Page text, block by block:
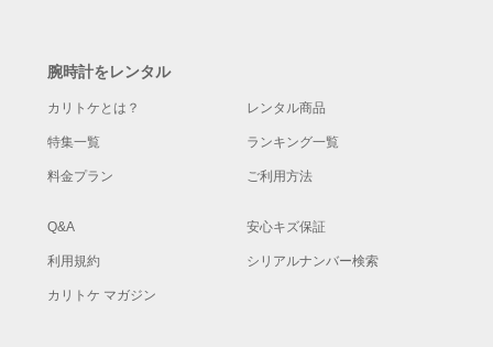
腕時計をレンタル
カリトケとは？ レンタル商品
特集一覧 ランキング一覧
料金プラン ご利用方法
Q&A 安心キズ保証
利用規約 シリアルナンバー検索
カリトケ マガジン